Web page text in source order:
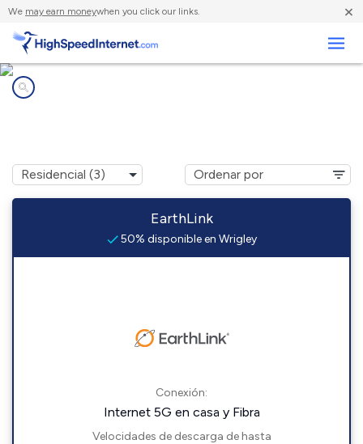
We may earn moneywhen you click our links. ×
EarthLink
50% disponible en Wrigley
Conexión:
Internet 5G en casa y Fibra
Velocidades de descarga de hasta